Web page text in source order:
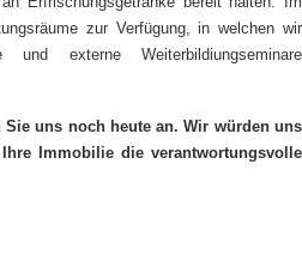
zur Verfügung, in welchen wir
und externe Weiterbildiungseminare
uns noch heute an. Wir würden uns
Immobilie die verantwortungsvolle